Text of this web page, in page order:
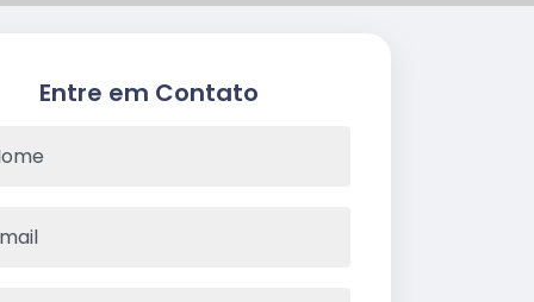
Entre em Contato